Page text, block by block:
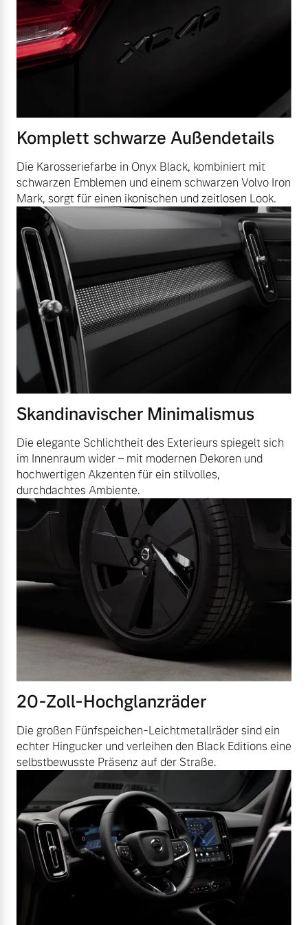
Versicherung
Komplett schwarze Außendetails
Die Karosseriefarbe in Onyx Black, kombiniert mit
schwarzen Emblemen und einem schwarzen Volvo Iron
Mark, sorgt für einen ikonischen und zeitlosen Look.
Skandinavischer Minimalismus
Die elegante Schlichtheit des Exterieurs spiegelt sich
im Innenraum wider – mit modernen Dekoren und
hochwertigen Akzenten für ein stilvolles,
durchdachtes Ambiente.
20-Zoll-Hochglanzräder
Die großen Fünfspeichen-Leichtmetallräder sind ein
echter Hingucker und verleihen den Black Editions eine
selbstbewusste Präsenz auf der Straße.